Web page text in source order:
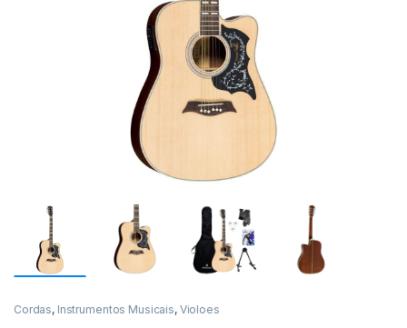
Cordas, Instrumentos Musicais, Violoes